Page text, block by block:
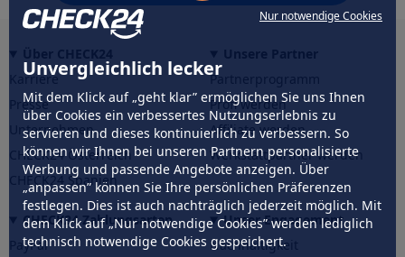
Nur notwendige Cookies
Unvergleichlich lecker
Mit dem Klick auf „geht klar” ermöglichen Sie uns Ihnen
über Cookies ein verbessertes Nutzungserlebnis zu
servieren und dieses kontinuierlich zu verbessern. So
können wir Ihnen bei unseren Partnern personalisierte
Werbung und passende Angebote anzeigen. Über
„anpassen” können Sie Ihre persönlichen Präferenzen
festlegen. Dies ist auch nachträglich jederzeit möglich. Mit
dem Klick auf „Nur notwendige Cookies” werden lediglich
technisch notwendige Cookies gespeichert.
Karriere
Presse
Unternehmen
CHECK24 Österreich
CHECK24 Spanien
Partnerprogramm
Profi werden
Affiliate werden
Werkstattpartner werden
CHECK24 Zahlungsarten
PayPal
Unser Engagement
Nachhaltigkeit